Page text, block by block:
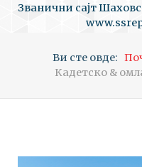
Званични сајт
Ви сте овде:
Кадетско &